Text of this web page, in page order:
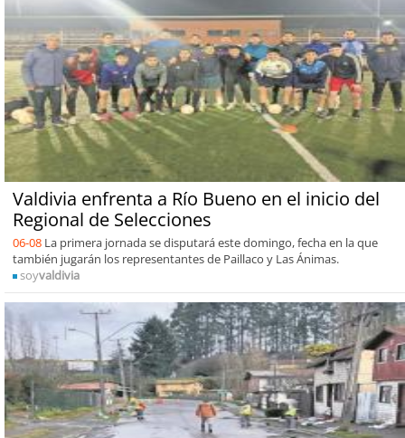
Valdivia enfrenta a Río Bueno en el inicio del
Regional de Selecciones
06-08 La primera jornada se disputará este domingo, fecha en la que
también jugarán los representantes de Paillaco y Las Ánimas.
soyvaldivia